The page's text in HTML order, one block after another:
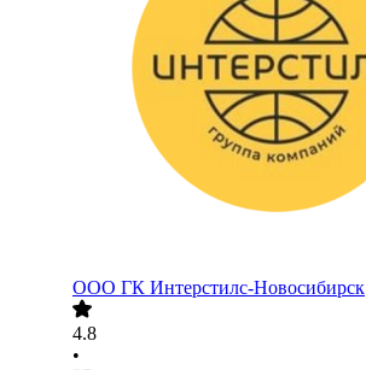
ООО ГК Интерстилс-Новосибирск
4.8
•